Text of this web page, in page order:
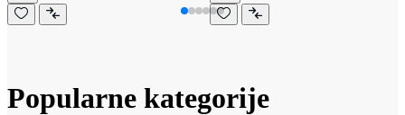
Popularne kategorije